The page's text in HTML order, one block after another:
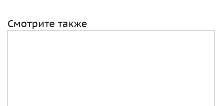
Смотрите также